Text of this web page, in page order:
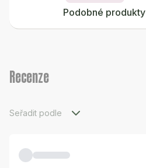
Podobné produkty
Recenze
Seřadit podle